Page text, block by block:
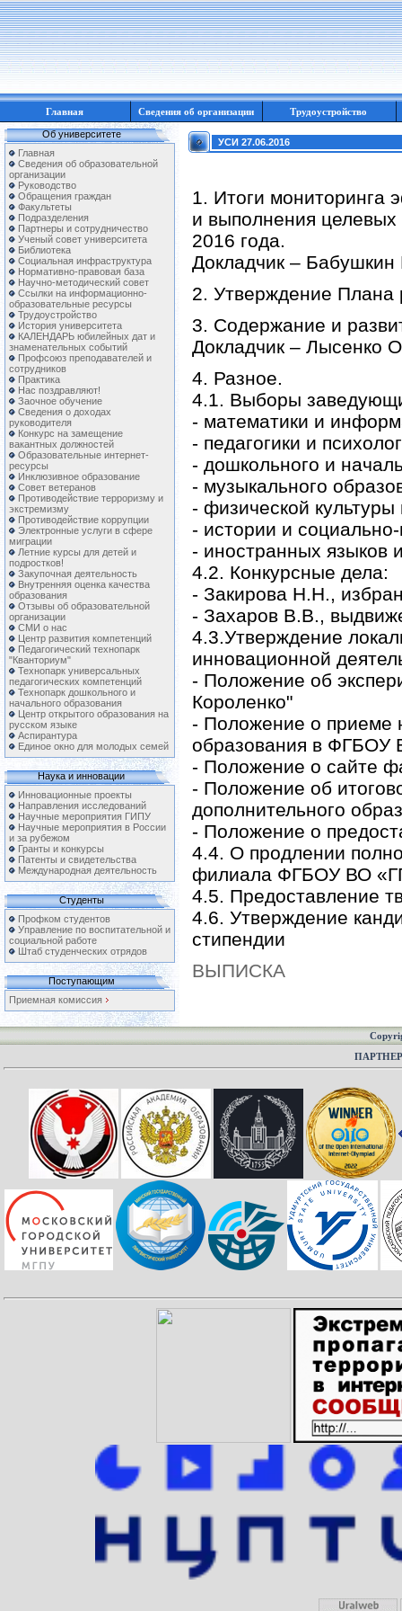
Главная Сведения об организации Трудоустройство
Об университете
Главная
Сведения об образовательной
организации
Руководство
Обращения граждан
Факультеты
Подразделения
Партнеры и сотрудничество
Ученый совет университета
Библиотека
Социальная инфраструктура
Нормативно-правовая база
Научно-методический совет
Ссылки на информационно-
образовательные ресурсы
Трудоустройство
История университета
КАЛЕНДАРЬ юбилейных дат и
знаменательных событий
Профсоюз преподавателей и
сотрудников
Практика
Нас поздравляют!
Заочное обучение
Сведения о доходах
руководителя
Конкурс на замещение
вакантных должностей
Образовательные интернет-
ресурсы
Инклюзивное образование
Совет ветеранов
Противодействие терроризму и
экстремизму
Противодействие коррупции
Электронные услуги в сфере
миграции
Летние курсы для детей и
подростков!
Закупочная деятельность
Внутренняя оценка качества
образования
Отзывы об образовательной
организации
СМИ о нас
Центр развития компетенций
Педагогический технопарк
"Кванториум"
Технопарк универсальных
педагогических компетенций
Технопарк дошкольного и
начального образования
Центр открытого образования на
русском языке
Аспирантура
Единое окно для молодых семей
Наука и инновации
Инновационные проекты
Направления исследований
Научные мероприятия ГИПУ
Научные мероприятия в России
и за рубежом
Гранты и конкурсы
Патенты и свидетельства
Международная деятельность
Студенты
Профком студентов
Управление по воспитательной и
социальной работе
Штаб студенческих отрядов
Поступающим
Приемная комиссия
УСИ 27.06.2016
1. Итоги мониторинга
и выполнения целевых
2016 года.
Докладчик –
2. Утверждение Плана
3. Содержание и
Докладчик – Лысенко
4. Разное.
4.1. Выборы
- математики и
- педагогики и
- дошкольного и
- музыкального
- физической
- истории и
- иностранных языков
4.2. Конкурсные дела:
- Закирова Н.Н.,
- Захаров В.В.,
4.3.Утверждение
инновационной
- Положение об
Короленко"
- Положение о приеме
образования в ФГБОУ
- Положение о сайте
- Положение об
дополнительного
- Положение о
4.4. О продлении
филиала ФГБОУ ВО
4.5. Предоставление
4.6. Утверждение
стипендии
ВЫПИСКА